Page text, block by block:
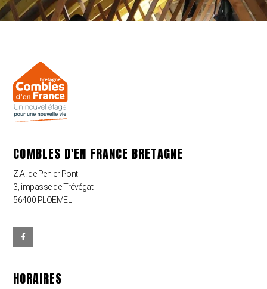
COMBLES D'EN FRANCE BRETAGNE
Z.A. de Pen er Pont
3, impasse de Trévégat
56400 PLOEMEL
HORAIRES